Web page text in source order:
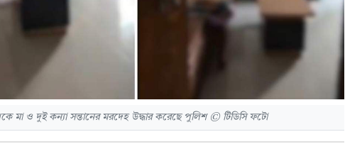
মা ও দুই কন্যা সন্তানের মরদেহ উদ্ধার করেছে পুলিশ © টিডিসি ফটো